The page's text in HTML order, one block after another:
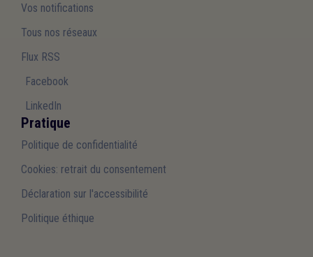
Vos notifications
Tous nos réseaux
Flux RSS
Facebook
LinkedIn
Pratique
Politique de confidentialité
Cookies: retrait du consentement
Déclaration sur l'accessibilité
Politique éthique